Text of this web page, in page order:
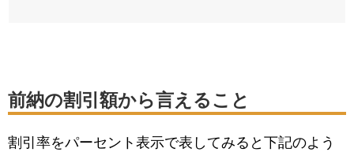
前納の割引額から言えること
割引率をパーセント表示で表してみると下記のよう